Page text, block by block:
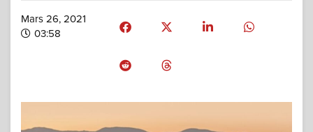
Mars 26, 2021
03:58